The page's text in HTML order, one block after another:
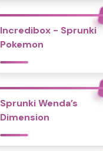
Incredibox - Sprunki
Pokemon
Sprunki Wenda’s
Dimension